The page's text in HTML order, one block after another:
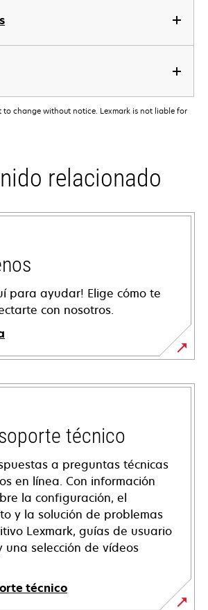
to change without notice. Lexmark is not liable for
relacionado
para ayudar! Elige cómo te
con nosotros.
técnico
a preguntas técnicas
en línea. Con información
la configuración, el
y la solución de problemas
Lexmark, guías de usuario
una selección de vídeos
técnico